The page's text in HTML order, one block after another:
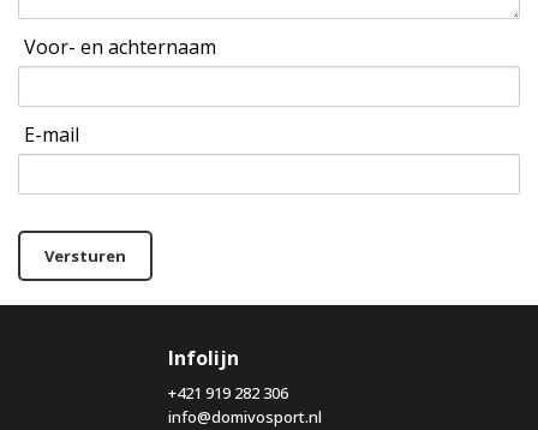
Voor- en achternaam
E-mail
Versturen
Infolijn
+421 919 282 306
info@domivosport.nl